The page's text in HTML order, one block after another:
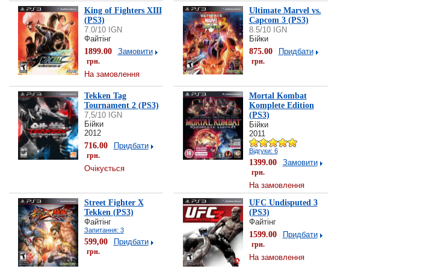
King of Fighters XIII
(PS3)
7.0/10 IGN
Файтінг
1899.00
грн.
Замовити
На замовлення
Ultimate Marvel vs.
Capcom 3 (PS3)
8.5/10 IGN
Бійки
875.00
грн.
Придбати
Tekken Tag
Tournament 2 (PS3)
7,5/10 IGN
Бійки
2012
716.00
грн.
Придбати
Очікується
Mortal Kombat
Komplete Edition
(PS3)
Бійки
2011
Відгуки: 6
1399.00
грн.
Замовити
На замовлення
Street Fighter X
Tekken (PS3)
Файтінг
Запитання: 3
599,00
грн.
Придбати
UFC Undisputed 3
(PS3)
Файтінг
1599.00
грн.
Придбати
На замовлення